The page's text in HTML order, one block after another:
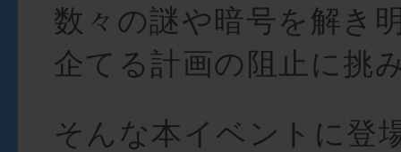
数々の謎や暗号を解き
企てる計画の阻止に挑
そんな本イベントに登